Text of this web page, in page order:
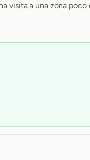
visita a una zona